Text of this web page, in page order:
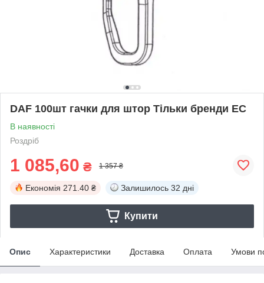
DAF 100шт гачки для штор Тільки бренди ЕС
В наявності
Роздріб
1 085,60 ₴ 1 357 ₴
Економія 271.40 ₴ Залишилось 32 дні
Купити
Опис Характеристики Доставка Оплата Умови